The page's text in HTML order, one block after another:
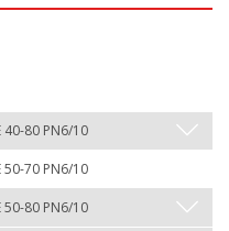
40-80 PN6/10
50-70 PN6/10
50-80 PN6/10